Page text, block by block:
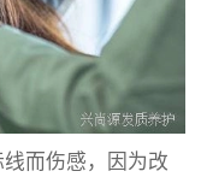
而伤感，因为改